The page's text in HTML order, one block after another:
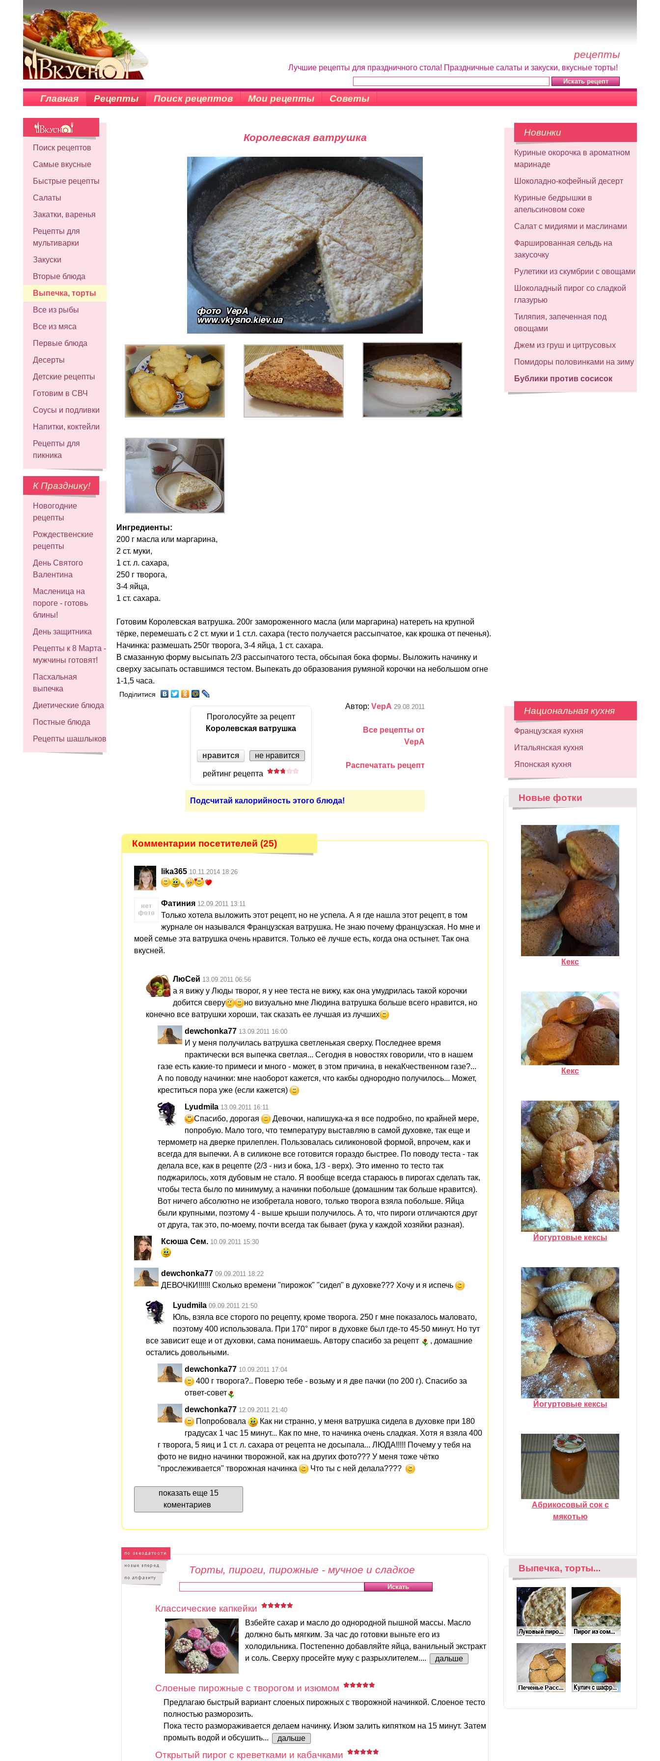
рецепты
Лучшие рецепты для праздничного стола! Праздничные салаты и закуски, вкусные торты!
Главная Рецепты Поиск рецептов Мои рецепты Советы
Поиск рецептов
Самые вкусные
Быстрые рецепты
Салаты
Закатки, варенья
Рецепты для
мультиварки
Закуски
Вторые блюда
Выпечка, торты
Все из рыбы
Все из мяса
Первые блюда
Десерты
Детские рецепты
Готовим в СВЧ
Соусы и подливки
Напитки, коктейли
Рецепты для
пикника
К Празднику!
Новогодние
рецепты
Рождественские
рецепты
День Святого
Валентина
Масленица на
пороге - готовь
блины!
День защитника
Рецепты к 8 Марта -
мужчины готовят!
Пасхальная
выпечка
Диетические блюда
Постные блюда
Рецепты шашлыков
Королевская ватрушка
Ингредиенты:
200 г масла или маргарина,
2 ст. муки,
1 ст. л. сахара,
250 г творога,
3-4 яйца,
1 ст. сахара.
Готовим Королевская ватрушка. 200г замороженного масла (или маргарина) натереть на крупной
тёрке, перемешать с 2 ст. муки и 1 ст.л. сахара (тесто получается рассыпчатое, как крошка от печенья).
Начинка: размешать 250г творога, 3-4 яйца, 1 ст. сахара.
В смазанную форму высыпать 2/3 рассыпчатого теста, обсыпая бока формы. Выложить начинку и
сверху засыпать оставшимся тестом. Выпекать до образования румяной корочки на небольшом огне
1-1,5 часа.
Поділитися
Проголосуйте за рецепт
Королевская ватрушка
нравится не нравится
рейтинг рецепта
Автор: VерА 29.08.2011
Все рецепты от
VерА
Распечатать рецепт
Подсчитай калорийность этого блюда!
Комментарии посетителей (25)
lika365 10.11.2014 18:26
Фатиния 12.09.2011 13:11
Только хотела выложить этот рецепт, но не успела. А я где нашла этот рецепт, в том
журнале он назывался Французская ватрушка. Не знаю почему французская. Но мне и
моей семье эта ватрушка очень нравится. Только её лучше есть, когда она остынет. Так она
вкусней.
ЛюСей 13.09.2011 06:56
а я вижу у Люды творог, я у нее теста не вижу, как она умудрилась такой корочки
добится сверу
но визуально мне Людина ватрушка больше всего нравится, но
конечно все ватрушки хороши, так сказать ее лучшая из лучших
dewchonka77 13.09.2011 16:00
И у меня получилась ватрушка светленькая сверху. Последнее время
практически вся выпечка светлая... Сегодня в новостях говорили, что в нашем
газе есть какие-то примеси и много - может, в этом причина, в некаКчественном газе?...
А по поводу начинки: мне наоборот кажется, что какбы однородно получилось... Может,
креститься пора уже (если кажется)
Lyudmila 13.09.2011 16:11
Спасибо, дорогая
Девочки, напишука-ка я все подробно, по крайней мере,
попробую. Мало того, что температуру выставляю в самой духовке, так еще и
термометр на дверке прилеплен. Пользовалась силиконовой формой, впрочем, как и
всегда для выпечки. А в силиконе все готовится гораздо быстрее. По поводу теста - так
делала все, как в рецепте (2/3 - низ и бока, 1/3 - верх). Это именно то тесто так
поджарилось, хотя дубовым не стало. Я вообще всегда стараюсь в пирогах сделать так,
чтобы теста было по минимуму, а начинки побольше (домашним так больше нравится).
Вот ничего абсолютно не изобретала нового, только творога взяла побольше. Яйца
были крупными, поэтому 4 - выше крыши получилось. А то, что пироги отличаются друг
от друга, так это, по-моему, почти всегда так бывает (рука у каждой хозяйки разная).
Ксюша Сем. 10.09.2011 15:30
dewchonka77 09.09.2011 18:22
ДЕВОЧКИ!!!!!! Сколько времени "пирожок" "сидел" в духовке??? Хочу и я испечь
Lyudmila 09.09.2011 21:50
Юль, взяла все сторого по рецепту, кроме творога. 250 г мне показалось маловато,
поэтому 400 использовала. При 170° пирог в духовке был где-то 45-50 минут. Но тут
все зависит еще и от духовки, сама понимаешь. Автору спасибо за рецепт
, домашние
остались довольными.
dewchonka77 10.09.2011 17:04
400 г творога?.. Поверю тебе - возьму и я две пачки (по 200 г). Спасибо за
ответ-совет
dewchonka77 12.09.2011 21:40
Попробовала
Как ни странно, у меня ватрушка сидела в духовке при 180
градусах 1 час 15 минут... Как по мне, то начинка очень сладкая. Хотя я взяла 400
г творога, 5 яиц и 1 ст. л. сахара от рецепта не досыпала... ЛЮДА!!!!! Почему у тебя на
фото не видно начинки творожной, как на других фото??? У меня тоже чётко
"прослеживается" творожная начинка
Что ты с ней делала????
показать еще 15
коментариев
Торты, пироги, пирожные - мучное и сладкое
Классические капкейки
Взбейте сахар и масло до однородной пышной массы. Масло
должно быть мягким. За час до готовки выньте его из
холодильника. Постепенно добавляйте яйца, ванильный экстракт
и соль. Сверху просейте муку с разрыхлителем....
дальше
Слоеные пирожные с творогом и изюмом
Предлагаю быстрый вариант слоеных пирожных с творожной начинкой. Слоеное тесто
полностью разморозить.
Пока тесто размораживается делаем начинку. Изюм залить кипятком на 15 минут. Затем
промыть водой и обсушить...
дальше
Открытый пирог с креветками и кабачками
Новинки
Куриные окорочка в ароматном
маринаде
Шоколадно-кофейный десерт
Куриные бедрышки в
апельсиновом соке
Салат с мидиями и маслинами
Фаршированная сельдь на
закусочку
Рулетики из скумбрии с овощами
Шоколадный пирог со сладкой
глазурью
Тиляпия, запеченная под
овощами
Джем из груш и цитрусовых
Помидоры половинками на зиму
Бублики против сосисок
Национальная кухня
Французская кухня
Итальянская кухня
Японская кухня
Новые фотки
Кекс
Кекс
Йогуртовые кексы
Йогуртовые кексы
Абрикосовый сок с
мякотью
Выпечка, торты...